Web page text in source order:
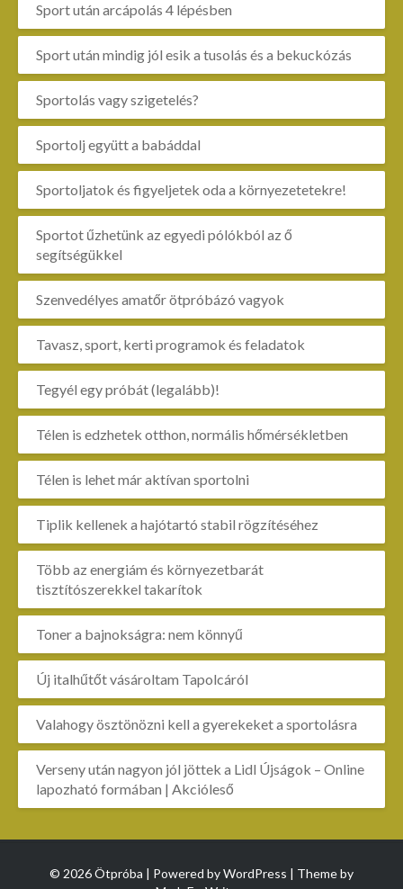
Sport után arcápolás 4 lépésben
Sport után mindig jól esik a tusolás és a bekuckózás
Sportolás vagy szigetelés?
Sportolj együtt a babáddal
Sportoljatok és figyeljetek oda a környezetetekre!
Sportot űzhetünk az egyedi pólókból az ő
segítségükkel
Szenvedélyes amatőr ötpróbázó vagyok
Tavasz, sport, kerti programok és feladatok
Tegyél egy próbát (legalább)!
Télen is edzhetek otthon, normális hőmérsékletben
Télen is lehet már aktívan sportolni
Tiplik kellenek a hajótartó stabil rögzítéséhez
Több az energiám és környezetbarát
tisztítószerekkel takarítok
Toner a bajnokságra: nem könnyű
Új italhűtőt vásároltam Tapolcáról
Valahogy ösztönözni kell a gyerekeket a sportolásra
Verseny után nagyon jól jöttek a Lidl Újságok – Online
lapozható formában | Akcióleső
© 2026 Ötpróba | Powered byWordPress | Theme by